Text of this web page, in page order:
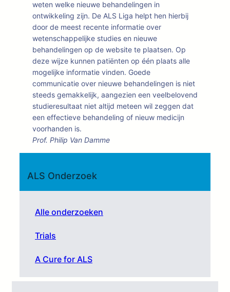
weten welke nieuwe behandelingen in
ontwikkeling zijn. De ALS Liga helpt hen hierbij
door de meest recente informatie over
wetenschappelijke studies en nieuwe
behandelingen op de website te plaatsen. Op
deze wijze kunnen patiënten op één plaats alle
mogelijke informatie vinden. Goede
communicatie over nieuwe behandelingen is niet
steeds gemakkelijk, aangezien een veelbelovend
studieresultaat niet altijd meteen wil zeggen dat
een effectieve behandeling of nieuw medicijn
voorhanden is.
Prof. Philip Van Damme
ALS Onderzoek
Alle onderzoeken
Trials
A Cure for ALS